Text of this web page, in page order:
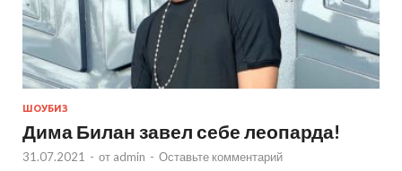
ШОУБИЗ
Дима Билан завел себе леопарда!
31.07.2021 - от admin - Оставьте комментарий